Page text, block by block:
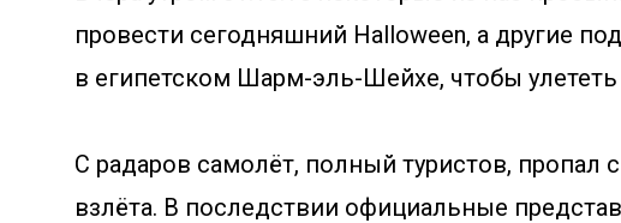
провести сегодняшний Halloween, а другие
в египетском Шарм-эль-Шейхе, чтобы
С радаров самолёт, полный туристов, пропал
взлёта. В последствии официальные